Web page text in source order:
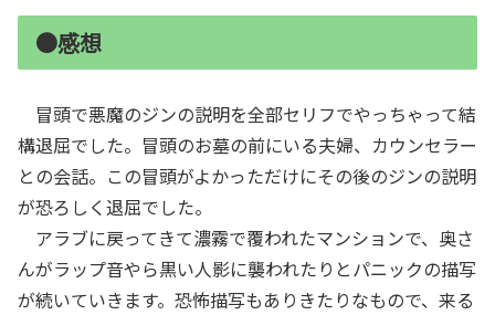
●感想
冒頭で悪魔のジンの説明を全部セリフでやっちゃって結
構退屈でした。冒頭のお墓の前にいる夫婦、カウンセラー
との会話。この冒頭がよかっただけにその後のジンの説明
が恐ろしく退屈でした。
アラブに戻ってきて濃霧で覆われたマンションで、奥さ
んがラップ音やら黒い人影に襲われたりとパニックの描写
が続いていきます。恐怖描写もありきたりなもので、来る